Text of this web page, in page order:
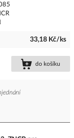
33,18 Kč/ks
do košíku